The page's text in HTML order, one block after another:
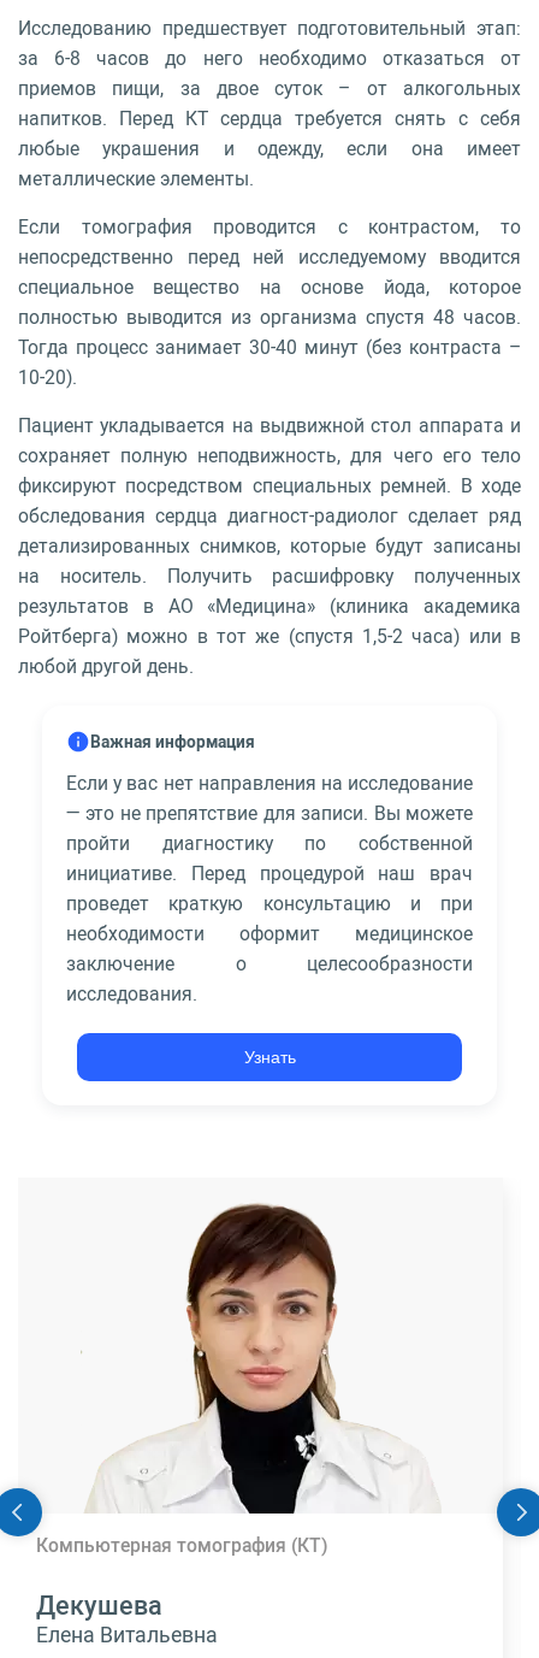
Исследованию предшествует подготовительный этап:
за 6-8 часов до него необходимо отказаться от
приемов пищи, за двое суток – от алкогольных
напитков. Перед КТ сердца требуется снять с себя
любые украшения и одежду, если она имеет
металлические элементы.
Если томография проводится с контрастом, то
непосредственно перед ней исследуемому вводится
специальное вещество на основе йода, которое
полностью выводится из организма спустя 48 часов.
Тогда процесс занимает 30-40 минут (без контраста –
10-20).
Пациент укладывается на выдвижной стол аппарата и
сохраняет полную неподвижность, для чего его тело
фиксируют посредством специальных ремней. В ходе
обследования сердца диагност-радиолог сделает ряд
детализированных снимков, которые будут записаны
на носитель. Получить расшифровку полученных
результатов в АО «Медицина» (клиника академика
Ройтберга) можно в тот же (спустя 1,5-2 часа) или в
любой другой день.
Важная информация
Если у вас нет направления на исследование
— это не препятствие для записи. Вы можете
пройти диагностику по собственной
инициативе. Перед процедурой наш врач
проведет краткую консультацию и при
необходимости оформит медицинское
заключение о целесообразности
исследования.
Узнать
Компьютерная томография (КТ)
Декушева
Елена Витальевна